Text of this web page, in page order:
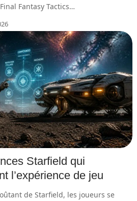
Fantasy Tactics…
Starfield qui
l’expérience de jeu
de Starfield, les joueurs se